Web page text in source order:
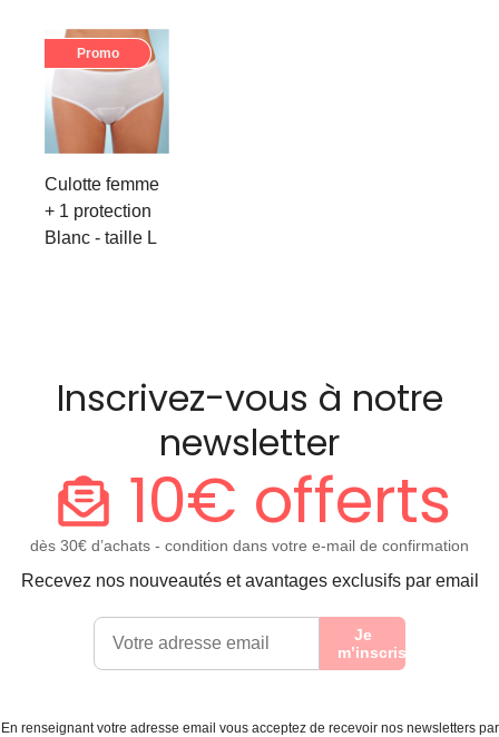
Promo
Culotte femme
+ 1 protection
Blanc - taille L
Inscrivez-vous à notre
newsletter
10€ offerts
dès 30€ d’achats - condition dans votre e-mail de confirmation
Recevez nos nouveautés et avantages exclusifs par email
Je
m’inscris
En renseignant votre adresse email vous acceptez de recevoir nos newsletters par